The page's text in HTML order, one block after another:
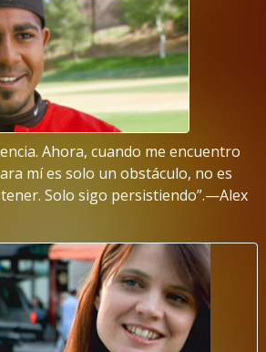
Ahora, cuando me encuentro
mí es solo un obstáculo, no es
Solo sigo persistiendo”.—Alex